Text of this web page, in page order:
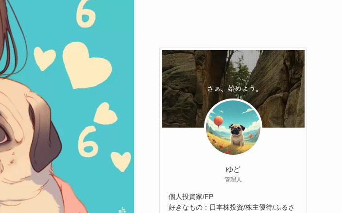
ゆど
管理人
個人投資家/FP
好きなもの：日本株投資/株主優待/ふるさ